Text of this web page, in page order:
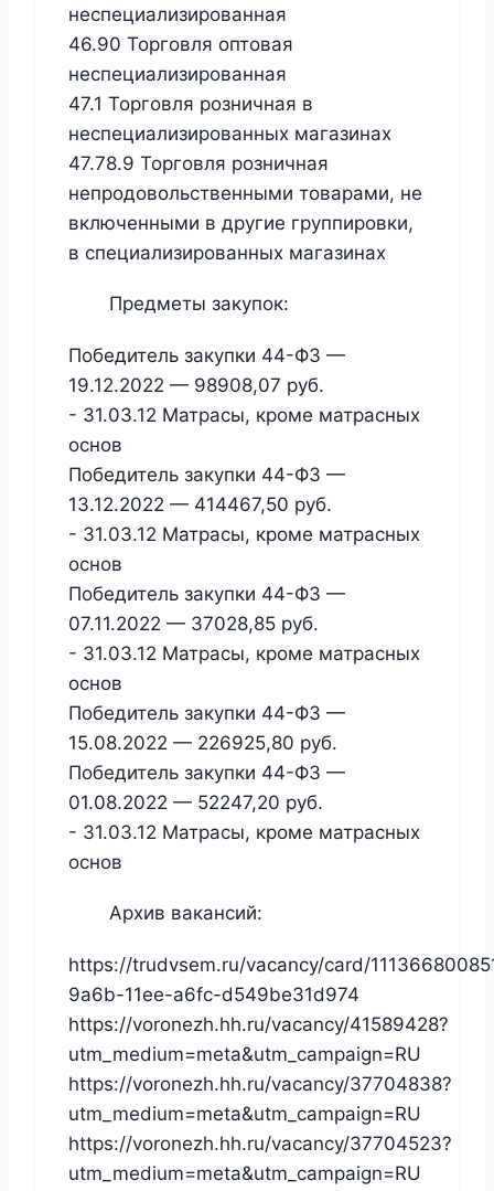
неспециализированная
46.90 Торговля оптовая
неспециализированная
47.1 Торговля розничная в
неспециализированных магазинах
47.78.9 Торговля розничная
непродовольственными товарами, не
включенными в другие группировки,
в специализированных магазинах
Предметы закупок:
Победитель закупки 44-ФЗ —
19.12.2022 — 98908,07 руб.
- 31.03.12 Матрасы, кроме матрасных
основ
Победитель закупки 44-ФЗ —
13.12.2022 — 414467,50 руб.
- 31.03.12 Матрасы, кроме матрасных
основ
Победитель закупки 44-ФЗ —
07.11.2022 — 37028,85 руб.
- 31.03.12 Матрасы, кроме матрасных
основ
Победитель закупки 44-ФЗ —
15.08.2022 — 226925,80 руб.
Победитель закупки 44-ФЗ —
01.08.2022 — 52247,20 руб.
- 31.03.12 Матрасы, кроме матрасных
основ
Архив вакансий:
https://trudvsem.ru/vacancy/card/
9a6b-11ee-a6fc-d549be31d974
https://voronezh.hh.ru/vacancy/41589428?
utm_medium=meta&utm_campaign=RU
https://voronezh.hh.ru/vacancy/37704838?
utm_medium=meta&utm_campaign=RU
https://voronezh.hh.ru/vacancy/37704523?
utm_medium=meta&utm_campaign=RU